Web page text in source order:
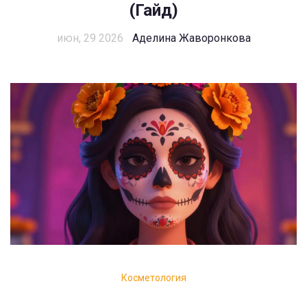
(Гайд)
июн, 29 2026 Аделина Жаворонкова
Косметология